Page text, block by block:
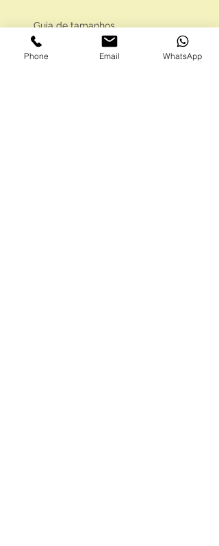
Guia de tamanhos
Vale Presente
Phone Email WhatsApp